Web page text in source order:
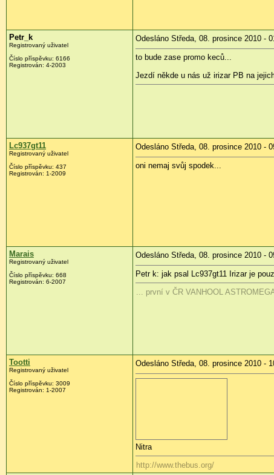
Petr_k
Registrovaný uživatel
Číslo příspěvku: 6166
Registrován: 4-2003
Odesláno Středa, 08. prosince 2010 -
to bude zase promo keců...
Jezdí někde u nás už irizar PB na
Lc937gt11
Registrovaný uživatel
Číslo příspěvku: 437
Registrován: 1-2009
Odesláno Středa, 08. prosince 2010 -
oni nemaj svůj spodek...
Marais
Registrovaný uživatel
Číslo příspěvku: 668
Registrován: 6-2007
Odesláno Středa, 08. prosince 2010 -
Petr k: jak psal Lc937gt11 Irizar je
... první v ČR VANHOOL
Tootti
Registrovaný uživatel
Číslo příspěvku: 3009
Registrován: 1-2007
Odesláno Středa, 08. prosince 2010 -
Nitra
http://www.thebus.org/